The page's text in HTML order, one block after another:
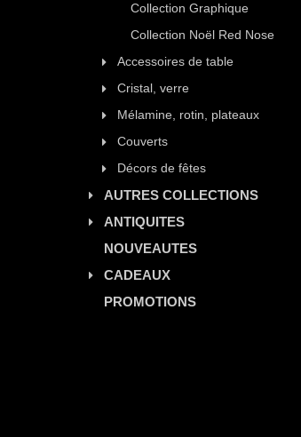
Collection Graphique
Collection Noël Red Nose
Accessoires de table
Cristal, verre
Mélamine, rotin, plateaux
Couverts
Décors de fêtes
AUTRES COLLECTIONS
ANTIQUITES
NOUVEAUTES
CADEAUX
PROMOTIONS